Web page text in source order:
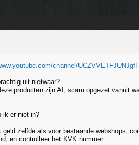
channel/
uit nietwaar?
producten zijn AI, scam opgezet vanuit
ik er niet in?
geld zelfde als voor bestaande webshops,
en controlleer het KVK nummer.